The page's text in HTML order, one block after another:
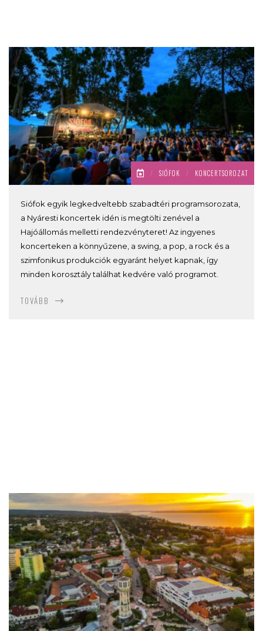
/ SIÓFOK / KONCERTSOROZAT
Siófok egyik legkedveltebb szabadtéri programsorozata,
a Nyáresti koncertek idén is megtölti zenével a
Hajóállomás melletti rendezvényteret! Az ingyenes
koncerteken a könnyűzene, a swing, a pop, a rock és a
szimfonikus produkciók egyaránt helyet kapnak, így
minden korosztály találhat kedvére való programot.
TOVÁBB